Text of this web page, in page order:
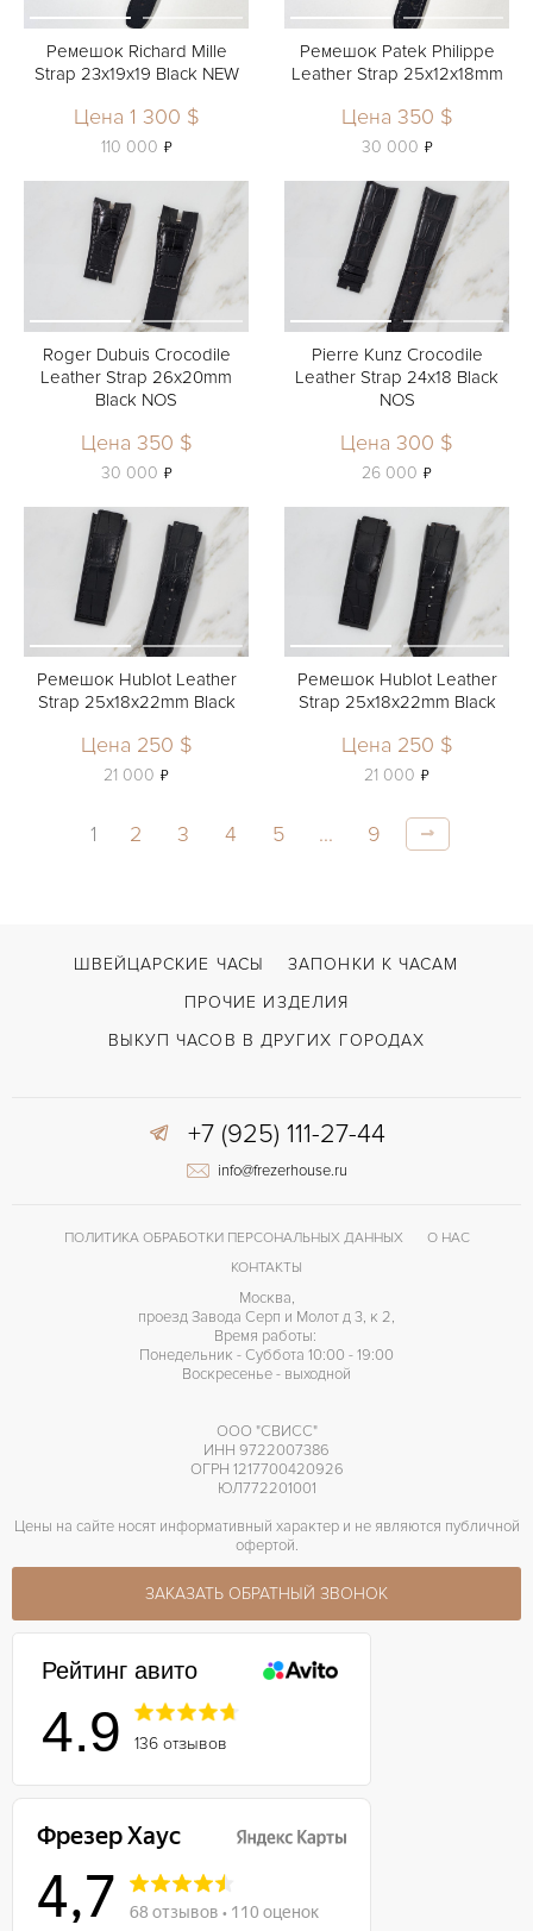
Ремешок Richard Mille
Strap 23x19x19 Black NEW
Цена 1 300 $
110 000 ь
Ремешок Patek Philippe
Leather Strap 25x12x18mm
Цена 350 $
30 000 ь
Roger Dubuis Crocodile
Leather Strap 26x20mm
Black NOS
Цена 350 $
30 000 ь
Pierre Kunz Crocodile
Leather Strap 24x18 Black
NOS
Цена 300 $
26 000 ь
Ремешок Hublot Leather
Strap 25x18x22mm Black
Цена 250 $
21 000 ь
Ремешок Hublot Leather
Strap 25x18x22mm Black
Цена 250 $
21 000 ь
1 2 3 4 5 ... 9
ШВЕЙЦАРСКИЕ ЧАСЫ
ЗАПОНКИ К ЧАСАМ
ПРОЧИЕ ИЗДЕЛИЯ
ВЫКУП ЧАСОВ В ДРУГИХ ГОРОДАХ
+7 (925) 111-27-44
info@frezerhouse.ru
ПОЛИТИКА ОБРАБОТКИ ПЕРСОНАЛЬНЫХ ДАННЫХ
О НАС
КОНТАКТЫ
Москва,
проезд Завода Серп и Молот д 3, к 2,
Время работы:
Понедельник - Суббота 10:00 - 19:00
Воскресенье - выходной
ООО "СВИСС"
ИНН 9722007386
ОГРН 1217700420926
ЮЛ772201001
Цены на сайте носят информативный характер и не являются публичной
офертой.
ЗАКАЗАТЬ ОБРАТНЫЙ ЗВОНОК
Рейтинг авито
4.9 136 отзывов